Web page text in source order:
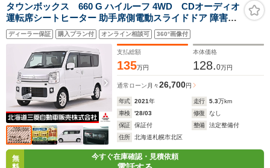
タウンボックス 660 G ハイルーフ 4WD CDオーディオ
運転席シートヒーター 助手席側電動スライドドア 障害物
センサー ワンオーナー 衝突被害軽減ブレーキ レーンキー
プアシスト
ディーラー保証 購入プラン付 オンライン相談可 360°画像付
支払総額
135万円
本体価格
128.0万円
通常ローン 月々26,700円
年式 2021年 走行 5.3万km
車検
'28/03 修復
なし
保証
保証付 整備
法定整備付
住所
北海道札幌市北区
無
今すぐ在庫確認・見積依頼